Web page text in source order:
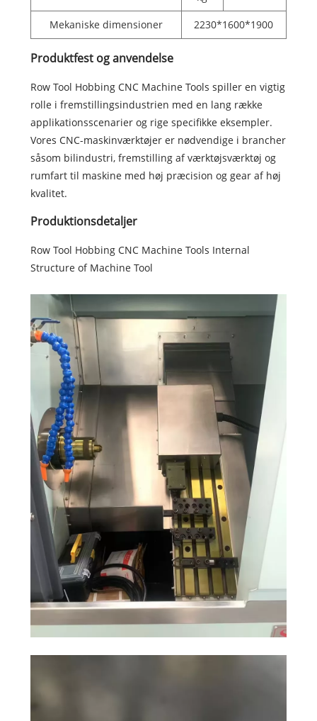
Mekaniske dimensioner 2230*1600*1900
Produktfest og anvendelse
Row Tool Hobbing CNC Machine Tools spiller en vigtig
rolle i fremstillingsindustrien med en lang række
applikationsscenarier og rige specifikke eksempler.
Vores CNC-maskinværktøjer er nødvendige i brancher
såsom bilindustri, fremstilling af værktøjsværktøj og
rumfart til maskine med høj præcision og gear af høj
kvalitet.
Produktionsdetaljer
Row Tool Hobbing CNC Machine Tools Internal
Structure of Machine Tool